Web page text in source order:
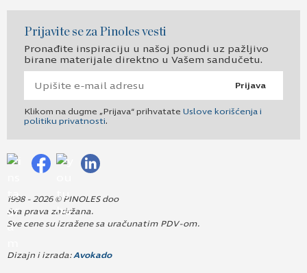
Prijavite se za Pinoles vesti
Pronađite inspiraciju u našoj ponudi uz pažljivo
birane materijale direktno u Vašem sandučetu.
Prijava
Klikom na dugme „Prijava“ prihvatate Uslove korišćenja i
politiku privatnosti.
1998 - 2026 © PINOLES doo
Sva prava zadržana.
Sve cene su izražene sa uračunatim PDV-om.
Dizajn i izrada:Avokado